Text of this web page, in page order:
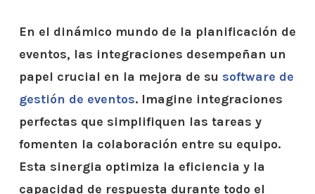
En el dinámico mundo de la planificación de
eventos, las integraciones desempeñan un
papel crucial en la mejora de su software de
gestión de eventos. Imagine integraciones
perfectas que simplifiquen las tareas y
fomenten la colaboración entre su equipo.
Esta sinergia optimiza la eficiencia y la
capacidad de respuesta durante todo el